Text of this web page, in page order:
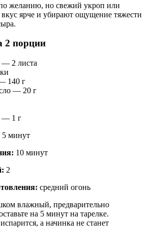
по желанию, но свежий укроп или
ярче и убирают ощущение тяжести
2 порции
2 листа
140 г
— 20 г
— 1 г
5 минут
10 минут
2
средний огонь
влажный, предварительно
на 5 минут на тарелке.
а начинка не станет